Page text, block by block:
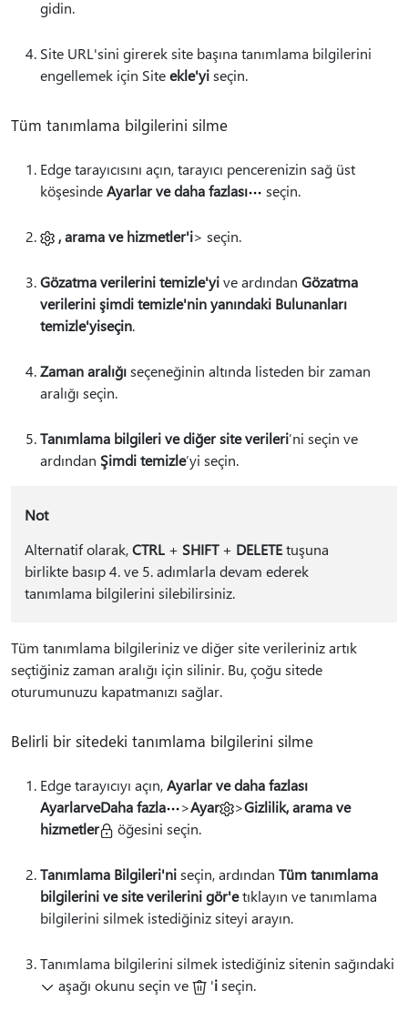
gidin.
Site URL'sini girerek site başına tanımlama bilgilerini
engellemek için Siteekle'yiseçin.
Tüm tanımlama bilgilerini silme
Edge tarayıcısını açın, tarayıcı pencerenizin sağ üst
köşesindeAyarlar ve daha fazlası seçin.
, arama ve hizmetler'i> seçin.
Gözatma verilerini temizle'yive ardından Gözatma
verilerini şimdi temizle'nin yanındaki Bulunanları
temizle'yiseçin.
Zaman aralığıseçeneğinin altında listeden bir zaman
aralığı seçin.
Tanımlama bilgileri ve diğer site verileri’ni seçin ve
ardından Şimdi temizle’yi seçin.
Not
Alternatif olarak,CTRL+ SHIFT+ DELETEtuşuna
birlikte basıp 4. ve 5. adımlarla devam ederek
tanımlama bilgilerini silebilirsiniz.
Tüm tanımlama bilgileriniz ve diğer site verileriniz artık
seçtiğiniz zaman aralığı için silinir. Bu, çoğu sitede
oturumunuzu kapatmanızı sağlar.
Belirli bir sitedeki tanımlama bilgilerini silme
Edge tarayıcıyı açın,Ayarlar ve daha fazlası
AyarlarveDaha fazla
>Ayar >Gizlilik, arama ve
hizmetler
öğesini seçin.
Tanımlama Bilgileri'niseçin, ardından Tüm tanımlama
bilgilerini ve site verilerini gör'etıklayın ve tanımlama
bilgilerini silmek istediğiniz siteyi arayın.
Tanımlama bilgilerini silmek istediğiniz sitenin sağındaki
aşağı okunu seçin ve
'iseçin.